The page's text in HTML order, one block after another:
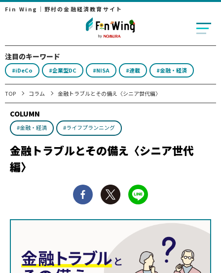
Fin Wing｜野村の金融経済教育サイト
注目のキーワード
#iDeCo #企業型DC #NISA #連載 #金融・経済
TOP コラム 金融トラブルとその備え〈シニア世代編〉
COLUMN
#金融・経済 #ライフプランニング
金融トラブルとその備え〈シニア世代
編〉